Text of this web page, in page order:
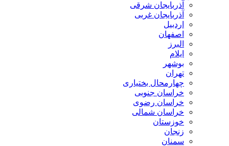
آذربایجان شرقی
آذربایجان غربی
اردبیل
اصفهان
البرز
ایلام
بوشهر
تهران
چهارمحال بختیاری
خراسان جنوبی
خراسان رضوی
خراسان شمالی
خوزستان
زنجان
سمنان